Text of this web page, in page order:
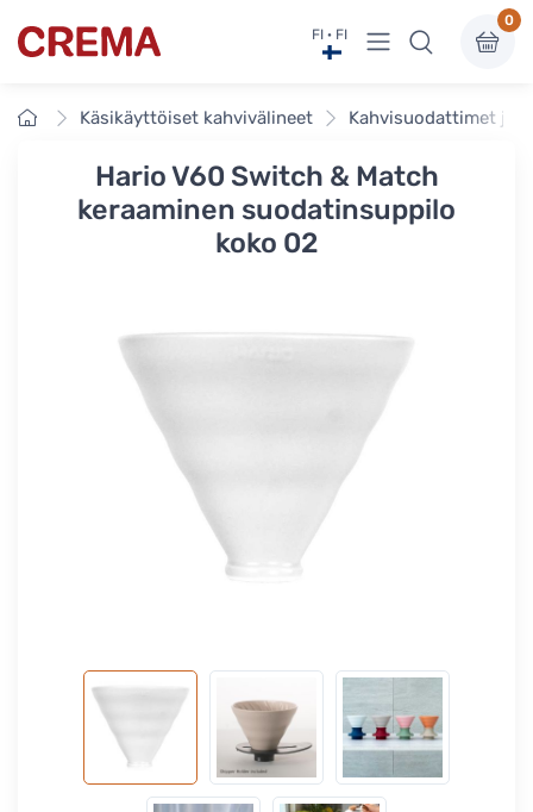
Crema FI · FI Näytä valikko
0
EtusivuKäsikäyttöiset kahvivälineet Kahvisuodattimet ja
Hario V60 Switch & Match
keraaminen suodatinsuppilo
koko 02